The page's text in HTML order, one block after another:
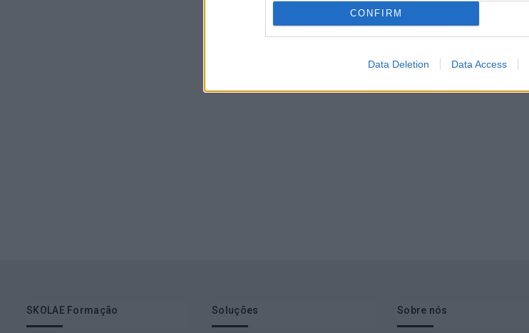
CONFIRM
Data Deletion Data Access
SKOLAE Formação Soluções Sobre nós